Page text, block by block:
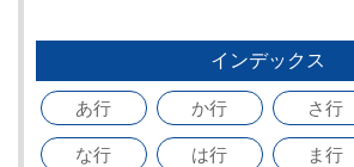
インデックス
あ行 か行 さ行
な行 は行 ま行